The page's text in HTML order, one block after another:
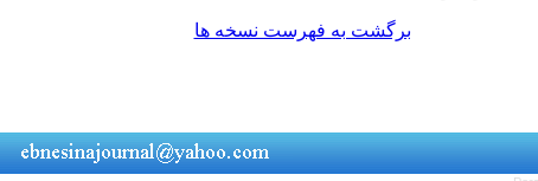
برگشت به فهرست نسخه ها